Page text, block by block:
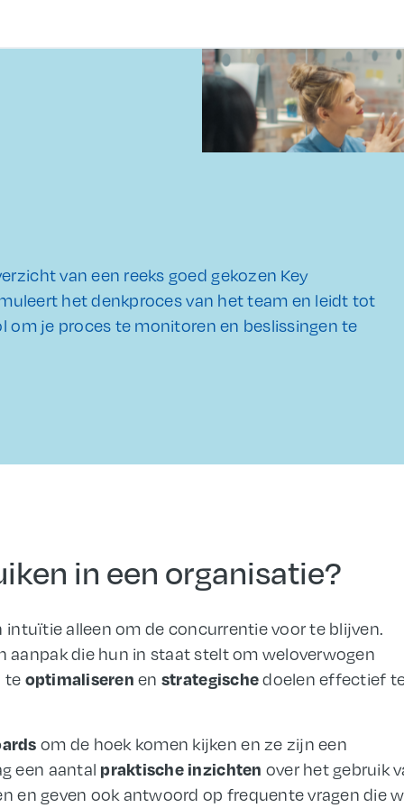
van een reeks goed gekozen Key
het denkproces van het team en leidt tot
je proces te monitoren en beslissingen te
in een organisatie?
alleen om de concurrentie voor te blijven.
aanpak die hun in staat stelt om weloverwogen
te optimaliseren en strategischedoelen effectief
om de hoek komen kijken en ze zijn een
een aantal praktische inzichten over het gebruik
en geven ook antwoord op frequente vragen die